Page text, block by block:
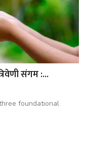
संगम :...
foundational